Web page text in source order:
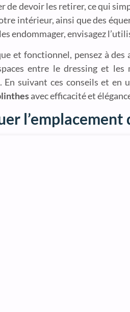
de devoir les retirer, ce qui
intérieur, ainsi que des
endommager, envisagez
et fonctionnel, pensez à
entre le dressing et
En suivant ces conseils et
avec efficacité et
l’emplacement